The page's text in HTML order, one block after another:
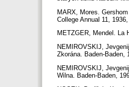
MARX, Mores.
College Annual 11,
METZGER, Mendel. La
NEMIROVSKIJ,
Zkorána. Baden-Baden,
NEMIROVSKIJ,
Wilna. Baden-Baden,